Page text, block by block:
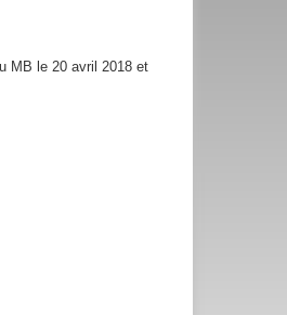
MB le 20 avril 2018 et